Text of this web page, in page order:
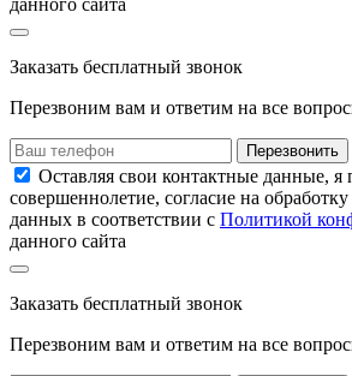
Заказать бесплатный звонок
Перезвоним вам и ответим на все
Перезвонить
Оставляя свои контактные данные, я
совершеннолетие, согласие на
данных в соответствии с Политикой
данного сайта
Заказать бесплатный звонок
Перезвоним вам и ответим на все